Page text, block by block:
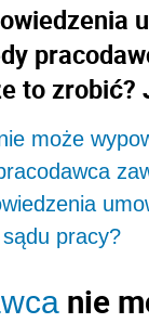
to zrobić?
może
pracy?
nie